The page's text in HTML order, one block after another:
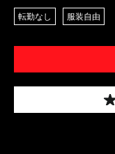
転勤なし 服装自由